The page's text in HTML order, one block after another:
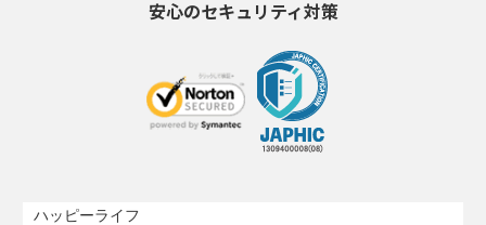
安心のセキュリティ対策
ハッピーライフ